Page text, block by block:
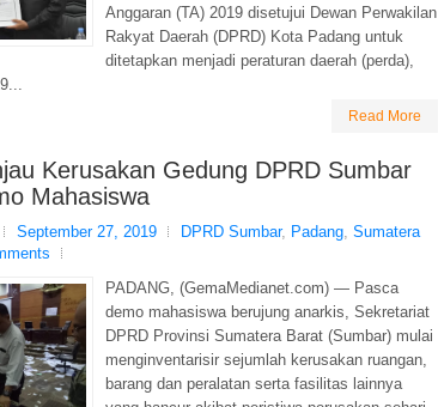
Anggaran (TA) 2019 disetujui Dewan Perwakilan
Rakyat Daerah (DPRD) Kota Padang untuk
ditetapkan menjadi peraturan daerah (perda),
Read More
Kerusakan Gedung DPRD Sumbar
Mahasiswa
September 27, 2019 DPRD Sumbar, Padang, Sumatera
PADANG, (GemaMedianet.com) — Pasca
demo mahasiswa berujung anarkis, Sekretariat
DPRD Provinsi Sumatera Barat (Sumbar) mulai
menginventarisir sejumlah kerusakan ruangan,
barang dan peralatan serta fasilitas lainnya